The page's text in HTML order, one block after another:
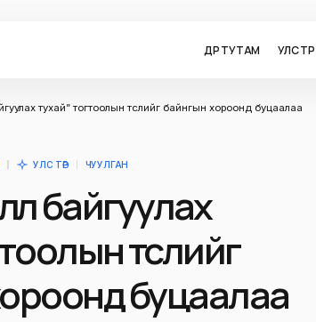
ӨДӨР ТУТАМ УЛС ТӨР
байгуулах тухай” тогтоолын төслийг байнгын хороонд буцаалаа
УЛС ТӨР ЧУУЛГАН
байгуулах
төслийг
буцаалаа